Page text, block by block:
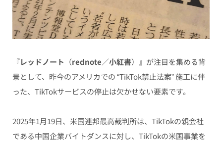
『レッドノート （rednote／小紅書）』が注目を集める背
景として、昨今のアメリカでの “TikTok禁止法案” 施工に伴
った、TikTokサービスの停止は欠かせない要素です。
2025年1月19日、米国連邦最高裁判所は、TikTokの親会社
である中国企業バイトダンスに対し、TikTokの米国事業を